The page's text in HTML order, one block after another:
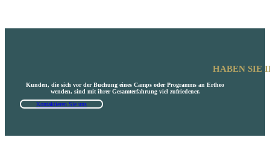
HABEN SIE
Kunden, die sich vor der Buchung eines Camps oder Programms an Ertheo
wenden, sind mit ihrer Gesamterfahrung viel zufriedener.
Kontaktieren Sie uns